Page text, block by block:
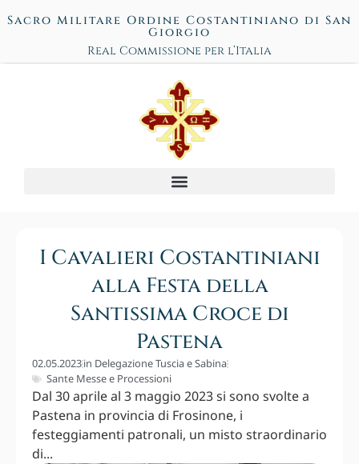
Sacro Militare Ordine Costantiniano di San
Giorgio
Real Commissione per l’Italia
I Cavalieri Costantiniani
alla Festa della
Santissima Croce di
Pastena
02.05.2023in Delegazione Tuscia e Sabina
Sante Messe e Processioni
Dal 30 aprile al 3 maggio 2023 si sono svolte a
Pastena in provincia di Frosinone, i
festeggiamenti patronali, un misto straordinario
di...